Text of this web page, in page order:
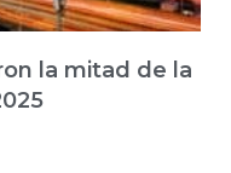
la mitad de la